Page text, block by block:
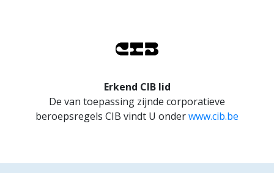
Erkend CIB lid
De van toepassing zijnde corporatieve
beroepsregels CIB vindt U onderwww.cib.be